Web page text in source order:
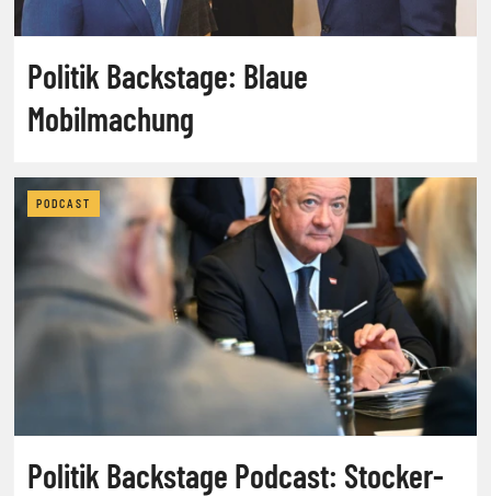
Politik Backstage: Blaue
Mobilmachung
PODCAST
Politik Backstage Podcast: Stocker-